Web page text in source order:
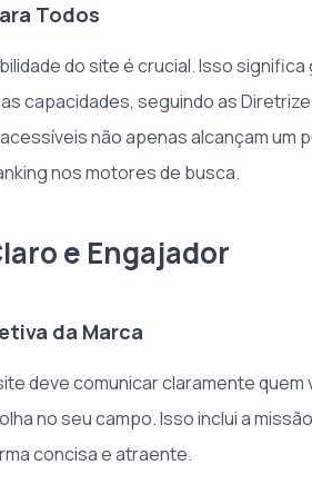
Todos
do site é crucial. Isso
capacidades, seguindo as
não apenas alcançam um
nos motores de busca.
e Engajador
da Marca
deve comunicar claramente
no seu campo. Isso inclui a
concisa e atraente.